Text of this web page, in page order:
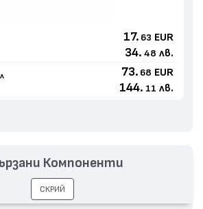
17. 63 EUR
34. 48 лв.
73. 68 EUR
144. 11 лв.
Компоненти
СКРИЙ